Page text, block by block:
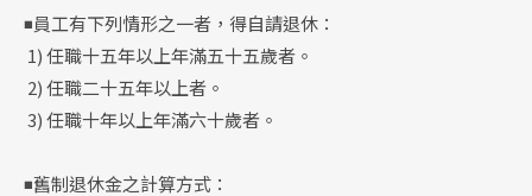
◾員工有下列情形之一者，得自請退休：
1) 任職十五年以上年滿五十五歲者。
2) 任職二十五年以上者。
3) 任職十年以上年滿六十歲者。
◾舊制退休金之計算方式：